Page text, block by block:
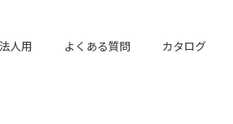
人用 よくある質問 カタログ